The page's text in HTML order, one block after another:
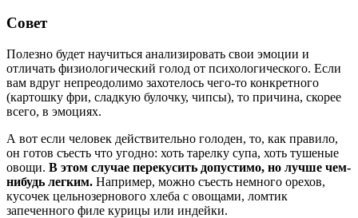
Совет
Полезно будет научиться анализировать свои эмоции и
отличать физиологический голод от психологического. Если
вам вдруг непреодолимо захотелось чего-то конкретного
(картошку фри, сладкую булочку, чипсы), то причина, скорее
всего, в эмоциях.
А вот если человек действительно голоден, то, как правило,
он готов съесть что угодно: хоть тарелку супа, хоть тушеные
овощи. В этом случае перекусить допустимо, но лучше чем-
нибудь легким. Например, можно съесть немного орехов,
кусочек цельнозернового хлеба с овощами, ломтик
запеченного филе курицы или индейки.